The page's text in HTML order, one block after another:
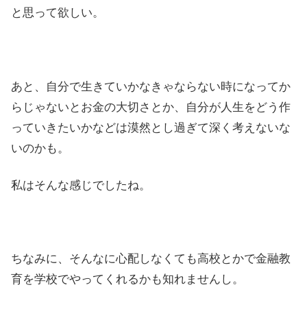
と思って欲しい。
あと、自分で生きていかなきゃならない時になってか
らじゃないとお金の大切さとか、自分が人生をどう作
っていきたいかなどは漠然とし過ぎて深く考えないな
いのかも。
私はそんな感じでしたね。
ちなみに、そんなに心配しなくても高校とかで金融教
育を学校でやってくれるかも知れませんし。